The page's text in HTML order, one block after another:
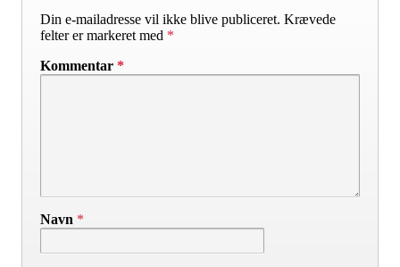
Din e-mailadresse vil ikke blive publiceret. Krævede
felter er markeret med *
Kommentar *
Navn *